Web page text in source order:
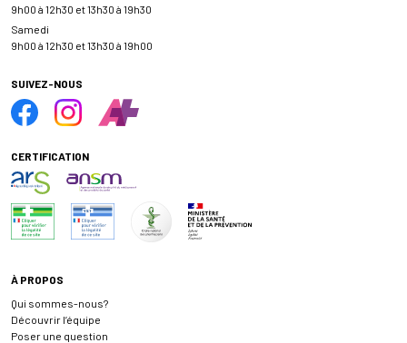
9h00 à 12h30 et 13h30 à 19h30
Samedi
9h00 à 12h30 et 13h30 à 19h00
SUIVEZ-NOUS
CERTIFICATION
À PROPOS
Qui sommes-nous?
Découvrir l’équipe
Poser une question